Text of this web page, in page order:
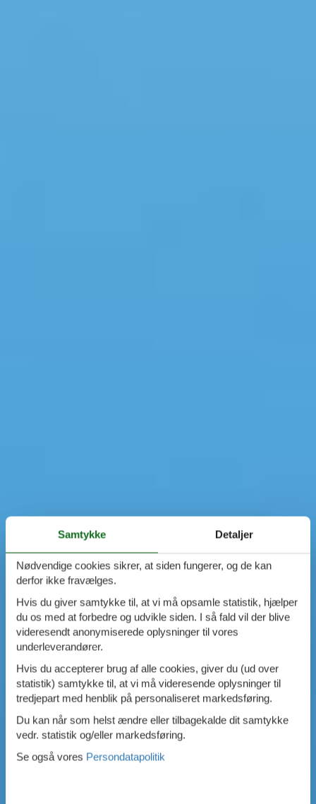
Samtykke Detaljer
Nødvendige cookies sikrer, at siden fungerer, og de kan
derfor ikke fravælges.
Hvis du giver samtykke til, at vi må opsamle statistik, hjælper
du os med at forbedre og udvikle siden. I så fald vil der blive
videresendt anonymiserede oplysninger til vores
underleverandører.
Hvis du accepterer brug af alle cookies, giver du (ud over
statistik) samtykke til, at vi må videresende oplysninger til
tredjepart med henblik på personaliseret markedsføring.
Du kan når som helst ændre eller tilbagekalde dit samtykke
vedr. statistik og/eller markedsføring.
Se også vores Persondatapolitik